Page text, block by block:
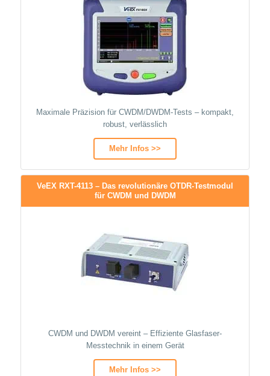
Maximale Präzision für CWDM/DWDM-Tests – kompakt,
robust, verlässlich
Mehr Infos >>
VeEX RXT-4113 – Das revolutionäre OTDR-Testmodul
für CWDM und DWDM
CWDM und DWDM vereint – Effiziente Glasfaser-
Messtechnik in einem Gerät
Mehr Infos >>